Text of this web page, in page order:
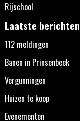
Rijschool
Laatste berichten
112 meldingen
Banen in Prinsenbeek
Vergunningen
Huizen te koop
Evenementen